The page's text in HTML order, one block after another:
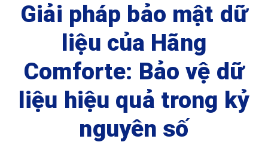
Giải pháp bảo mật dữ
liệu của Hãng
Comforte: Bảo vệ dữ
liệu hiệu quả trong kỷ
nguyên số